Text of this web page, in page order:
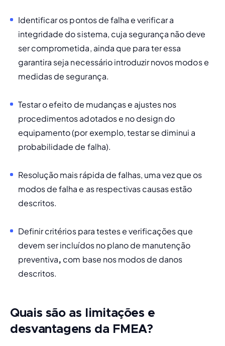
Identificar os pontos de falha e verificar a
integridade do sistema, cuja segurança não deve
ser comprometida, ainda que para ter essa
garantira seja necessário introduzir novos modos e
medidas de segurança.
Testar o efeito de mudanças e ajustes nos
procedimentos adotados e no design do
equipamento (por exemplo, testar se diminui a
probabilidade de falha).
Resolução mais rápida de falhas, uma vez que os
modos de falha e as respectivas causas estão
descritos.
Definir critérios para testes e verificações que
devem ser incluídos no plano de manutenção
preventiva, com base nos modos de danos
descritos.
Quais são as limitações e
desvantagens da FMEA?